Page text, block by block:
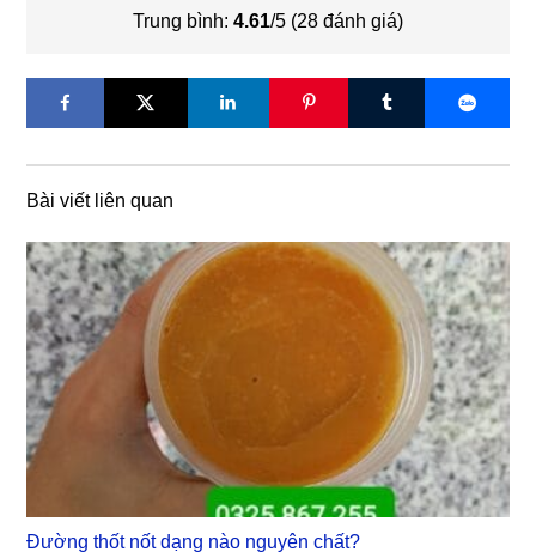
Trung bình: 4.61/5 (28 đánh giá)
Bài viết liên quan
Đường thốt nốt dạng nào nguyên chất?